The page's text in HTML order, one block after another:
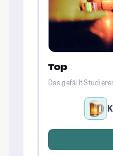
Top
Das gefällt